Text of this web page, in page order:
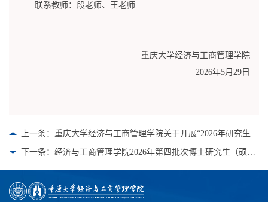
联系教师：段老师、王老师
重庆大学经济与工商管理学院
2026年5月29日
上一条：重庆大学经济与工商管理学院关于开展“2026年研究生学术交流周”活动的通知
下一条：经济与工商管理学院2026年第四批次博士研究生（硕博连读/普通招考）招生报名通知